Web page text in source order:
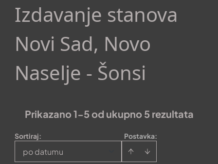
Izdavanje stanova
Novi Sad, Novo
Naselje - Šonsi
Prikazano 1-5 od ukupno 5 rezultata
Postavka:
Sortiraj:
po datumu